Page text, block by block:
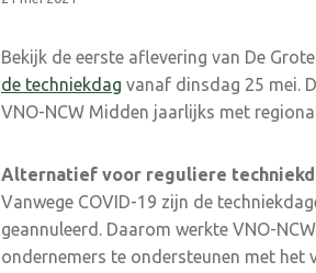
Bekijk de eerste aflevering van De
de techniekdag vanaf dinsdag 25 mei.
VNO-NCW Midden jaarlijks met
Alternatief voor reguliere
Vanwege COVID-19 zijn de
geannuleerd. Daarom werkte VNO-
ondernemers te ondersteunen met het